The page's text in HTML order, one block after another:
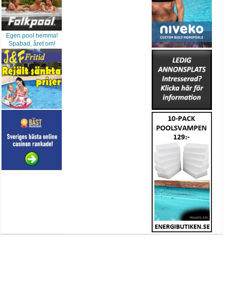
Egen pool hemma!
Spabad, året om!